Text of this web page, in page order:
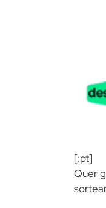
[:pt]
Quer